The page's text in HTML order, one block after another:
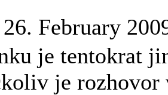
February
je tentokrat
je rozhovor